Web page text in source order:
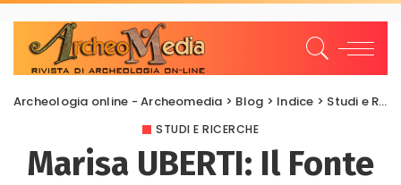
Archeologia online - Archeomedia > Blog > Indice > Studi e Ricerche
STUDI E RICERCHE
Marisa UBERTI: Il Fonte